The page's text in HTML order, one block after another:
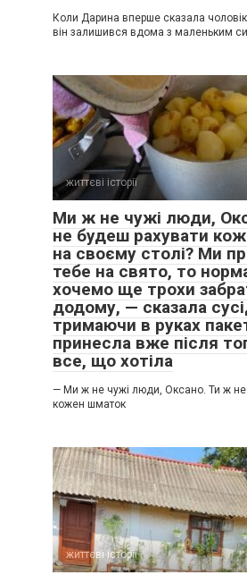
Коли Дарина вперше сказала
він залишився вдома з маленьким
життєві історії
Ми ж не чужі люди,
не будеш рахувати
на своєму столі? Ми
тебе на свято, то
хочемо ще трохи
додому, — сказала
тримаючи в руках
принесла вже після
все, що хотіла
— Ми ж не чужі люди, Оксано. Ти ж не
кожен шматок
життєві історії